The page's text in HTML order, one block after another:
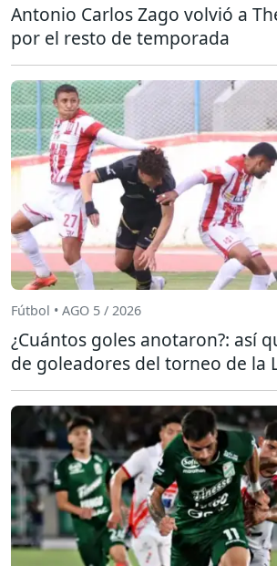
Antonio Carlos Zago volvió a
por el resto de temporada
Fútbol • AGO 5 / 2026
¿Cuántos goles anotaron?: así
de goleadores del torneo de la